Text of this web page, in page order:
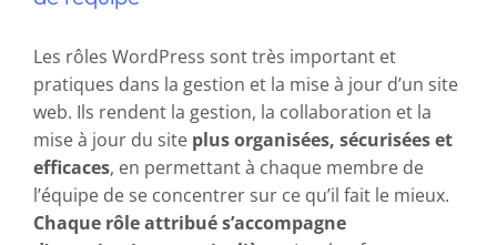
Les rôles WordPress sont très important et
pratiques dans la gestion et la mise à jour d’un site
web. Ils rendent la gestion, la collaboration et la
mise à jour du siteplus organisées, sécurisées et
efficaces, en permettant à chaque membre de
l’équipe de se concentrer sur ce qu’il fait le mieux.
Chaque rôle attribué s’accompagne